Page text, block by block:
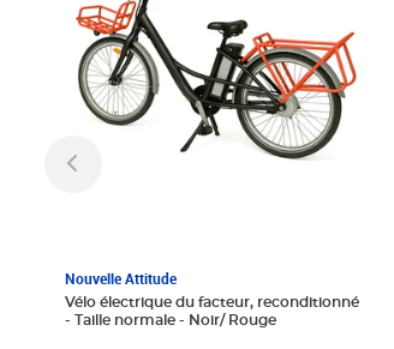
Nouvelle Attitude
Vélo électrique du facteur, reconditionné
- Taille normale - Noir/ Rouge